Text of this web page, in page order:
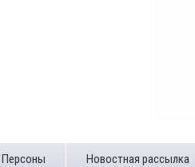
Персоны Новостная рассылка